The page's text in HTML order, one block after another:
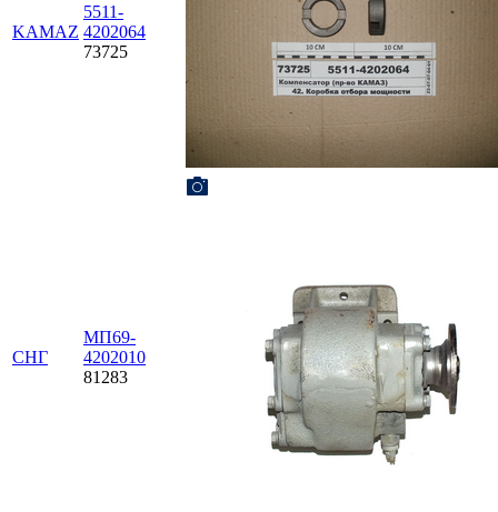
KAMAZ
5511-
4202064
73725
СНГ
МП69-
4202010
81283